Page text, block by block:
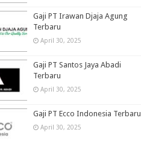
Gaji PT Irawan Djaja Agung
Terbaru
April 30, 2025
Gaji PT Santos Jaya Abadi
Terbaru
April 30, 2025
Gaji PT Ecco Indonesia Terbaru
April 30, 2025